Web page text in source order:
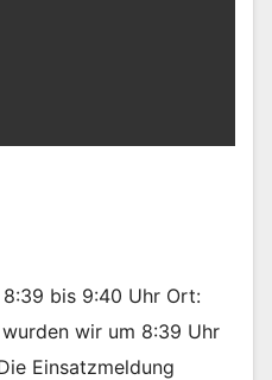
bis 9:40 Uhr Ort:
wir um 8:39 Uhr
Einsatzmeldung